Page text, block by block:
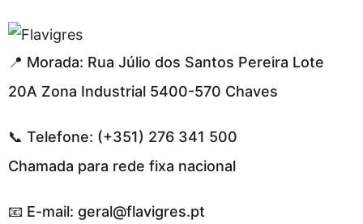
resmi adresi
📍 Morada: Rua Júlio dos Santos Pereira Lote
20A Zona Industrial 5400-570 Chaves
📞 Telefone: (+351) 276 341 500
Chamada para rede fixa nacional
📧 E-mail: geral@flavigres.pt